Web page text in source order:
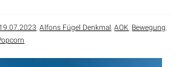
19.07.2023,Alfons Fügel Denkmal ,AOK, Bewegung,